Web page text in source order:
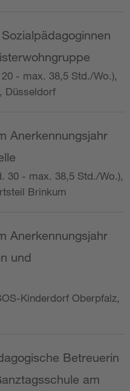
- max. 38,5 Std./Wo.),
Düsseldorf
Anerkennungsjahr
30 - max. 38,5 Std./Wo.),
Brinkum
Anerkennungsjahr
und
Kinderdorf Oberpfalz,
Betreuerin
am